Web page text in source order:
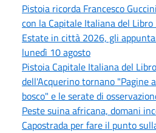
Pistoia ricorda Francesco
con la Capitale Italiana del
Estate in città 2026, gli
lunedì 10 agosto
Pistoia Capitale Italiana del
dell'Acquerino tornano "Pagine
bosco" e le serate di
Peste suina africana, domani
Capostrada per fare il punto